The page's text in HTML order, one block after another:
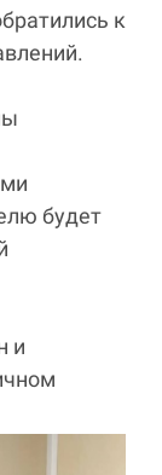
к
будет
и